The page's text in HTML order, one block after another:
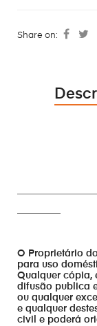
Share on:
O Proprietário
para uso
Qualquer cópia,
difusão publica
ou qualquer
e qualquer
civil e poderá